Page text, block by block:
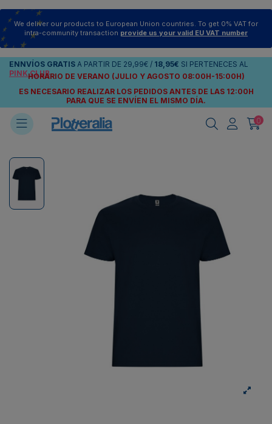
We deliver our products to European Union countries. To get 0% VAT for
intra-community transaction provide us your valid EU VAT number
ENNVÍOS GRATIS A PARTIR DE 29,99€ / 18,95€ SI PERTENECES AL
PINK CLUB
HORARIO DE VERANO (JULIO Y AGOSTO 08:00H-15:00H)
ES NECESARIO REALIZAR LOS PEDIDOS ANTES DE LAS 12:00H
PARA QUE SE ENVÍEN EL MISMO DÍA.
0